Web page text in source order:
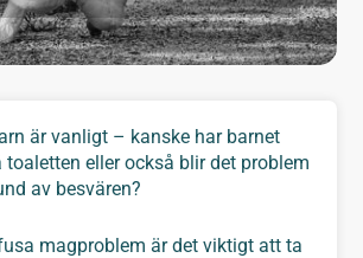
är vanligt – kanske har barnet
eller också blir det problem
av besvären?
magproblem är det viktigt att ta